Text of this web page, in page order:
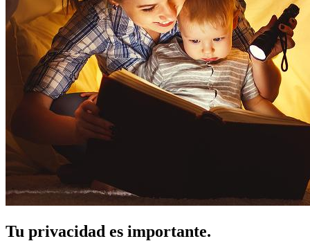
Tu privacidad es importante.